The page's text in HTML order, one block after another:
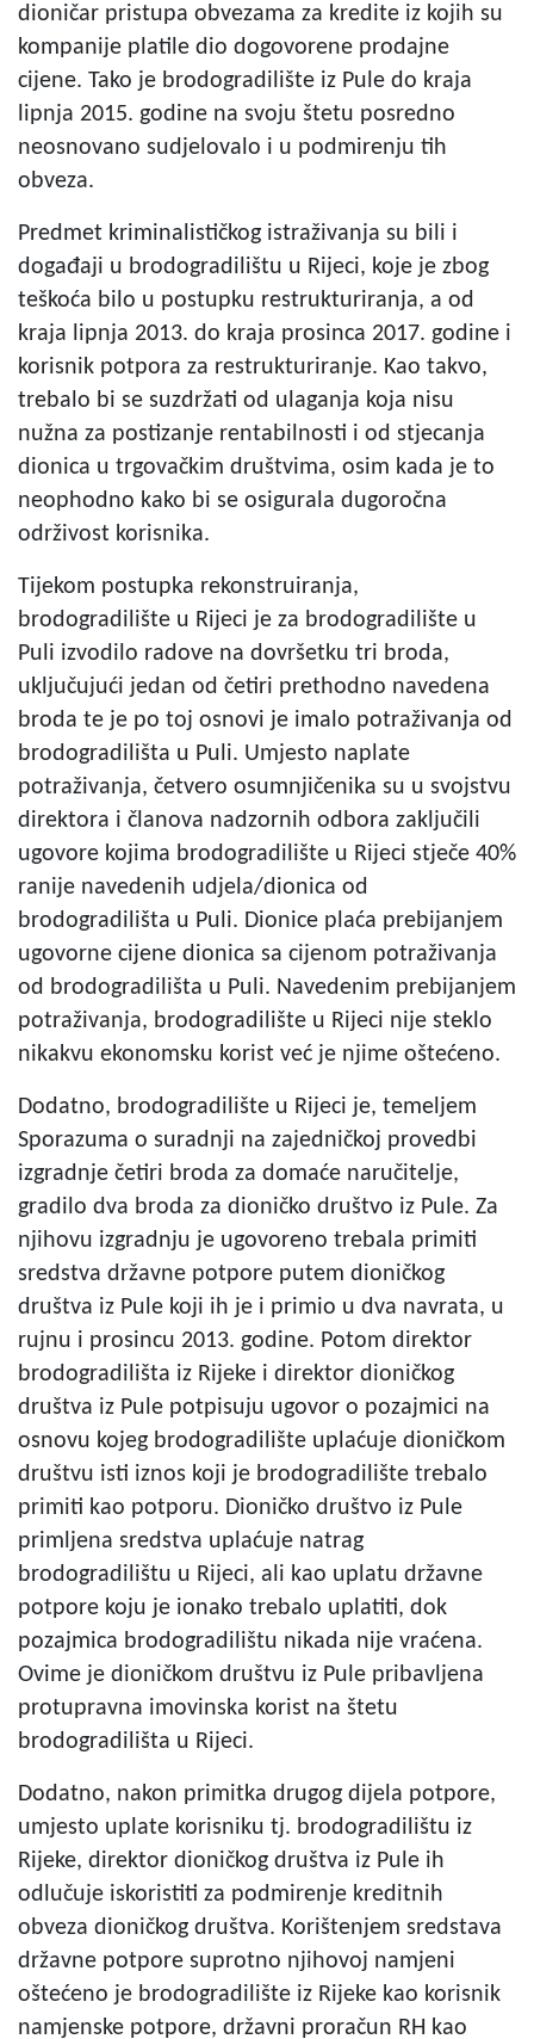
dioničar pristupa obvezama za kredite iz kojih su
kompanije platile dio dogovorene prodajne
cijene. Tako je brodogradilište iz Pule do kraja
lipnja 2015. godine na svoju štetu posredno
neosnovano sudjelovalo i u podmirenju tih
obveza.
Predmet kriminalističkog istraživanja su bili i
događaji u brodogradilištu u Rijeci, koje je zbog
teškoća bilo u postupku restrukturiranja, a od
kraja lipnja 2013. do kraja prosinca 2017. godine i
korisnik potpora za restrukturiranje. Kao takvo,
trebalo bi se suzdržati od ulaganja koja nisu
nužna za postizanje rentabilnosti i od stjecanja
dionica u trgovačkim društvima, osim kada je to
neophodno kako bi se osigurala dugoročna
održivost korisnika.
Tijekom postupka rekonstruiranja,
brodogradilište u Rijeci je za brodogradilište u
Puli izvodilo radove na dovršetku tri broda,
uključujući jedan od četiri prethodno navedena
broda te je po toj osnovi je imalo potraživanja od
brodogradilišta u Puli. Umjesto naplate
potraživanja, četvero osumnjičenika su u svojstvu
direktora i članova nadzornih odbora zaključili
ugovore kojima brodogradilište u Rijeci stječe 40%
ranije navedenih udjela/dionica od
brodogradilišta u Puli. Dionice plaća prebijanjem
ugovorne cijene dionica sa cijenom potraživanja
od brodogradilišta u Puli. Navedenim prebijanjem
potraživanja, brodogradilište u Rijeci nije steklo
nikakvu ekonomsku korist već je njime oštećeno.
Dodatno, brodogradilište u Rijeci je, temeljem
Sporazuma o suradnji na zajedničkoj provedbi
izgradnje četiri broda za domaće naručitelje,
gradilo dva broda za dioničko društvo iz Pule. Za
njihovu izgradnju je ugovoreno trebala primiti
sredstva državne potpore putem dioničkog
društva iz Pule koji ih je i primio u dva navrata, u
rujnu i prosincu 2013. godine. Potom direktor
brodogradilišta iz Rijeke i direktor dioničkog
društva iz Pule potpisuju ugovor o pozajmici na
osnovu kojeg brodogradilište uplaćuje dioničkom
društvu isti iznos koji je brodogradilište trebalo
primiti kao potporu. Dioničko društvo iz Pule
primljena sredstva uplaćuje natrag
brodogradilištu u Rijeci, ali kao uplatu državne
potpore koju je ionako trebalo uplatiti, dok
pozajmica brodogradilištu nikada nije vraćena.
Ovime je dioničkom društvu iz Pule pribavljena
protupravna imovinska korist na štetu
brodogradilišta u Rijeci.
Dodatno, nakon primitka drugog dijela potpore,
umjesto uplate korisniku tj. brodogradilištu iz
Rijeke, direktor dioničkog društva iz Pule ih
odlučuje iskoristiti za podmirenje kreditnih
obveza dioničkog društva. Korištenjem sredstava
državne potpore suprotno njihovoj namjeni
oštećeno je brodogradilište iz Rijeke kao korisnik
namjenske potpore, državni proračun RH kao